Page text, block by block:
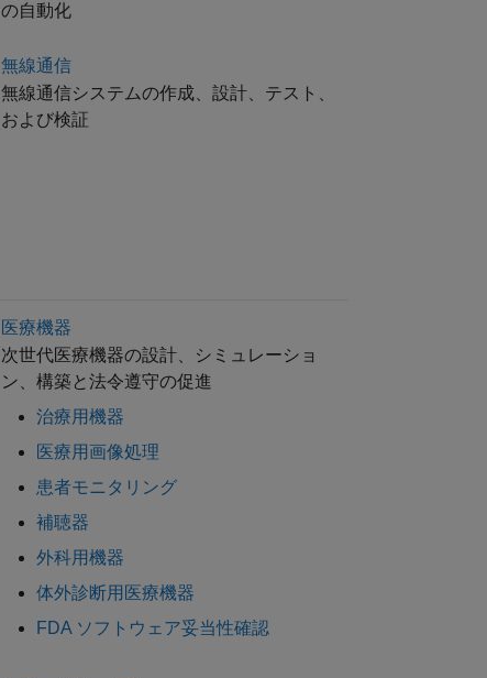
の自動化
無線通信
無線通信システムの作成、設計、テスト、
および検証
医療機器
次世代医療機器の設計、シミュレーショ
ン、構築と法令遵守の促進
治療用機器
医療用画像処理
患者モニタリング
補聴器
外科用機器
体外診断用医療機器
FDA ソフトウェア妥当性確認